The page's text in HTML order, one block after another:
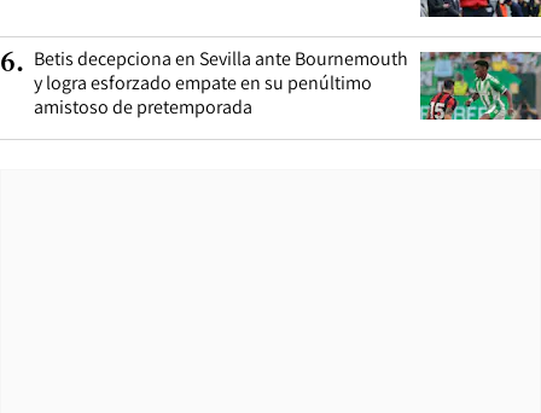
6. Betis decepciona en Sevilla ante Bournemouth
y logra esforzado empate en su penúltimo
amistoso de pretemporada